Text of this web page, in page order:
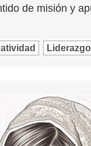
de misión y
Liderazgo